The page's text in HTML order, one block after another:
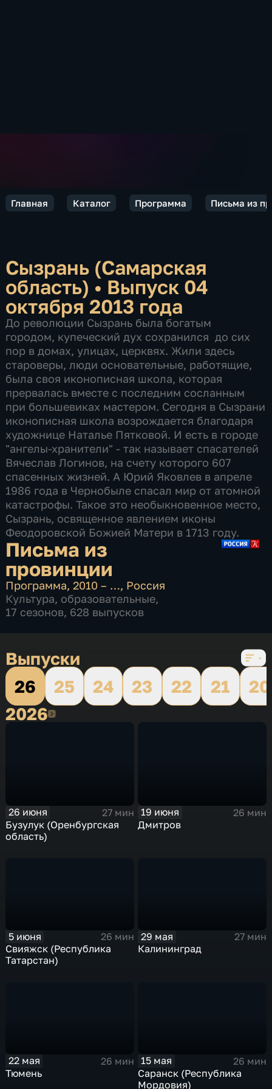
Главная Каталог Программа Письма из
Сызрань (Самарская
область) • Выпуск 04
октября 2013 года
До революции Сызрань была богатым
городом, купеческий дух сохранился до сих
пор в домах, улицах, церквях. Жили здесь
староверы, люди основательные, работящие,
была своя иконописная школа, которая
прервалась вместе с последним сосланным
при большевиках мастером. Сегодня в Сызрани
иконописная школа возрождается благодаря
художнице Наталье Пятковой. И есть в городе
"ангелы-хранители" - так называет спасателей
Вячеслав Логинов, на счету которого 607
спасенных жизней. А Юрий Яковлев в апреле
1986 года в Чернобыле спасал мир от атомной
катастрофы. Такое это необыкновенное место,
Сызрань, освященное явлением иконы
Феодоровской Божией Матери в 1713 году.
Письма из
провинции
Программа,2010 – …, Россия
Культура, образовательные,
17 сезонов, 628 выпусков
Выпуски
26
25 24 23 22 21
20
20262026
26 июня
27 мин
Бузулук (Оренбургская
область)
19 июня
26 мин
Дмитров
5 июня
26 мин
Свияжск (Республика
Татарстан)
29 мая
27 мин
Калининград
22 мая
26 мин
Тюмень
15 мая
26 мин
Саранск (Республика
Мордовия)